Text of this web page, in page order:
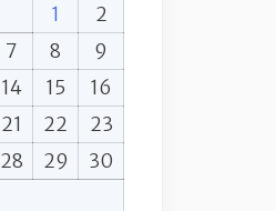
1
2
7 8
9
14 15
16
21 22
23
28 29
30